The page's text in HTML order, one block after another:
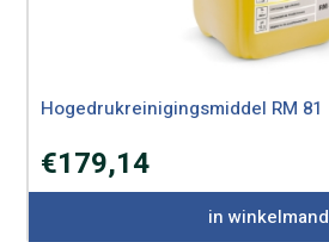
Hogedrukreinigingsmiddel RM 81
€179,14
in winkelmand